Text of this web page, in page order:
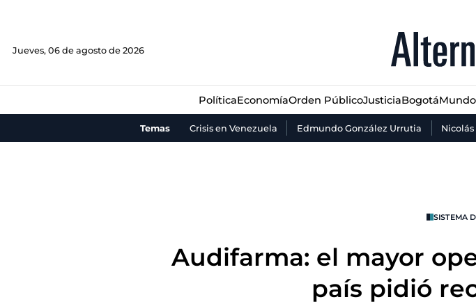
Jueves, 06 de agosto de 2026
PolíticaEconomíaOrden PúblicoJusticiaBogotáMundo
Temas Crisis en Venezuela Edmundo González Urrutia
JusticiaBogotáMundo
SISTEMA
Audifarma: el mayor
país pidió